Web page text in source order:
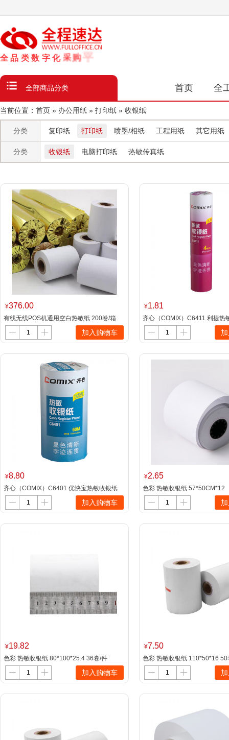
全 品 类 数 字 化 采 购 平
全部商品分类 首页 全
当前位置： 首页 » 办公用纸 » 打印纸 » 收银纸
分类 复印纸 打印纸 喷墨/相纸 工程用纸 其它用纸
分类 收银纸 电脑打印纸 热敏传真纸
¥376.00
有线无线POS机通用空白热敏纸 200卷/箱
空白卷 57*40*12mm
加入购物车
¥1.81
齐心（COMIX）C6411 利捷热
57mm*Φ50mm
¥8.80
齐心（COMIX）C6401 优快宝热敏收银纸
80mm*60m
加入购物车
¥2.65
色彩 热敏收银纸 57*50CM*12
¥19.82
色彩 热敏收银纸 80*100*25.4 36卷/件
加入购物车
¥7.50
色彩 热敏收银纸 110*50*16 50